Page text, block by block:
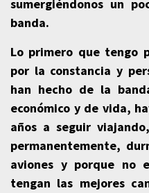
sumergiéndonos un
banda.
Lo primero que tengo
por la constancia y
han hecho de la
económico y de vida,
años a seguir
permanentemente,
aviones y porque no
tengan las mejores